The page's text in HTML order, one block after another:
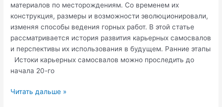
материалов по месторождениям. Со временем их
конструкция, размеры и возможности эволюционировали,
изменяя способы ведения горных работ. В этой статье
рассматривается история развития карьерных самосвалов
и перспективы их использования в будущем. Ранние этапы
Истоки карьерных самосвалов можно проследить до
начала 20-го
Карьерные
Читать дальше »